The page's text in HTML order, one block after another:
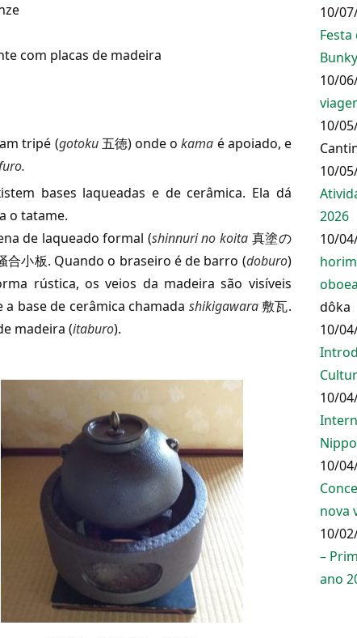
com placas de madeira
tripé (gotoku五徳) onde o kama é apoiado, e
bases laqueadas e de cerâmica. Ela dá
o tatame.
de laqueado formal (shinnuri no koita 真塗の
合小板. Quando o braseiro é de barro (doburo)
rústica, os veios da madeira são visíveis
a base de cerâmica chamada shikigawara敷瓦.
madeira (itaburo).
10/
10/
10/
10/
2026
10/
dôka
10/
10/
10/
nova
10/
–
ano